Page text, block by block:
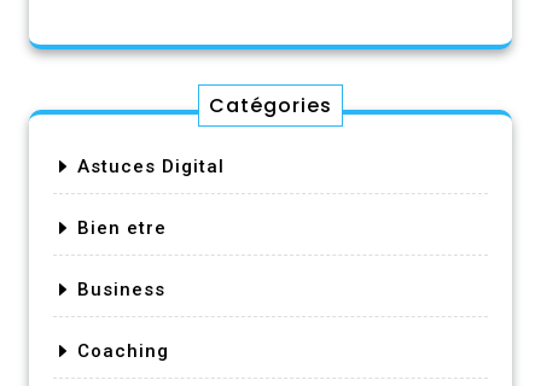
Catégories
Astuces Digital
Bien etre
Business
Coaching